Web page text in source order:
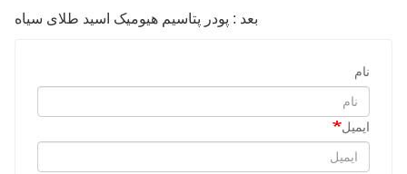
بعد : پودر پتاسیم هیومیک اسید طلای سیاه
نام
ایمیل